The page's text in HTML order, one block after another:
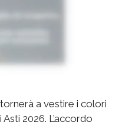
a vestire i colori
2026. L’accordo